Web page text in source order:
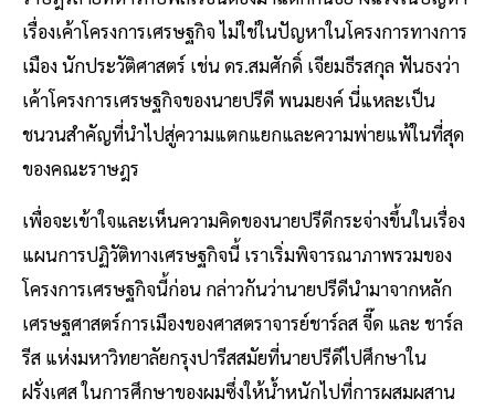
เรื่องเค้าโครงการเศรษฐกิจ ไม่ใช่ในปัญหาในโครงการทางการ
เมือง นักประวัติศาสตร์ เช่น ดร.สมศักดิ์ เจียมธีรสกุล ฟันธงว่า
เค้าโครงการเศรษฐกิจของนายปรีดี พนมยงค์ นี่แหละเป็น
ชนวนสำคัญที่นำไปสู่ความแตกแยกและความพ่ายแพ้ในที่สุด
ของคณะราษฎร
เพื่อจะเข้าใจและเห็นความคิดของนายปรีดีกระจ่างขึ้นในเรื่อง
แผนการปฏิวัติทางเศรษฐกิจนี้ เราเริ่มพิจารณาภาพรวมของ
โครงการเศรษฐกิจนี้ก่อน กล่าวกันว่านายปรีดีนำมาจากหลัก
เศรษฐศาสตร์การเมืองของศาสตราจารย์ชาร์ลส จี๊ด และ ชาร์ล
รีส แห่งมหาวิทยาลัยกรุงปารีสสมัยที่นายปรีดีไปศึกษาใน
ฝรั่งเศส ในการศึกษาของผมซึ่งให้น้ำหนักไปที่การผสมผสาน